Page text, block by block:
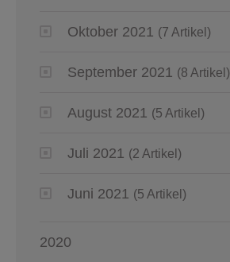
Oktober 2021 (7 Artikel)
September 2021 (8 Artikel)
August 2021 (5 Artikel)
Juli 2021 (2 Artikel)
Juni 2021 (5 Artikel)
2020